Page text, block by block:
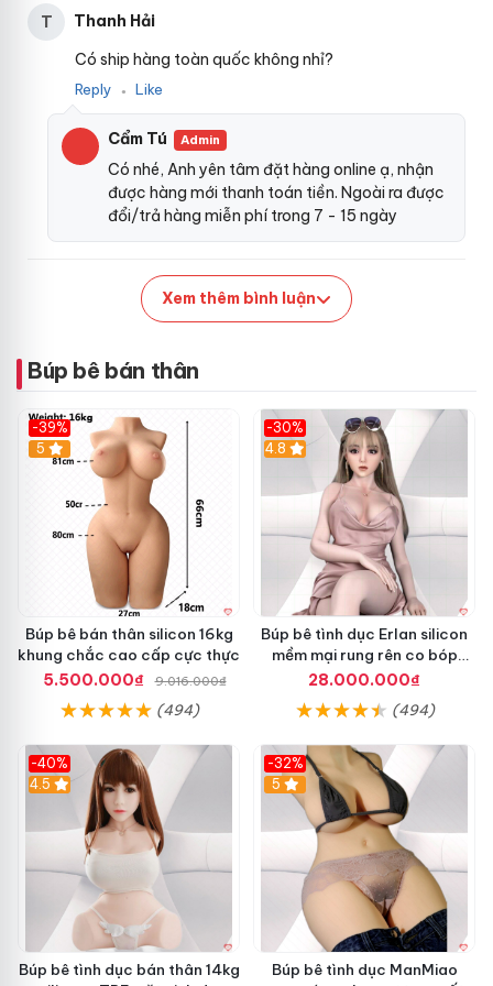
Âm đạo mông giả nguyên khốicó rên theo nhịp có bờ
, thêm âm đạo giả hồng hào khít rịt
cho dương vật vào trong anh emdễ dàngsẽ cảm nhận độ
bót sát
quan hệso sánhvới mấy em đôi mươi mơn mởn sướng tột
đỉnh
Không dịch vụnhững thếđánh giácác anh còntốt nhấtcó
thể thử cảm giác quan hệ bằng cửa sau khi sử dungÂm
T
Thanh Hải
Có ship hàng toàn quốc không nhỉ?
Reply ● Like
Cẩm Tú Admin
Có nhé, Anh yên tâm đặt hàng online ạ, nhận
được hàng mới thanh toán tiền. Ngoài ra được
đổi/trả hàng miễn phí trong 7 - 15 ngày
Xem thêm bình luận
Búp bê bán thân
-39%
5
Búp bê bán thân silicon 16kg
khung chắc cao cấp cực thực
5.500.000₫
9.016.000₫
(494)
-30%
4.8
Búp bê tình dục Erlan silicon
mềm mại rung rên co bóp
1m58
28.000.000₫
(494)
-40%
4.5
Búp bê tình dục bán thân 14kg
-32%
5
Búp bê tình dục ManMiao